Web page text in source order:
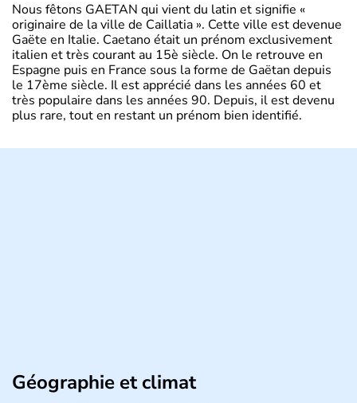
Nous fêtons GAETAN qui vient du latin et signifie «
originaire de la ville de Caillatia ». Cette ville est devenue
Gaëte en Italie. Caetano était un prénom exclusivement
italien et très courant au 15è siècle. On le retrouve en
Espagne puis en France sous la forme de Gaëtan depuis
le 17ème siècle. Il est apprécié dans les années 60 et
très populaire dans les années 90. Depuis, il est devenu
plus rare, tout en restant un prénom bien identifié.
Géographie et climat